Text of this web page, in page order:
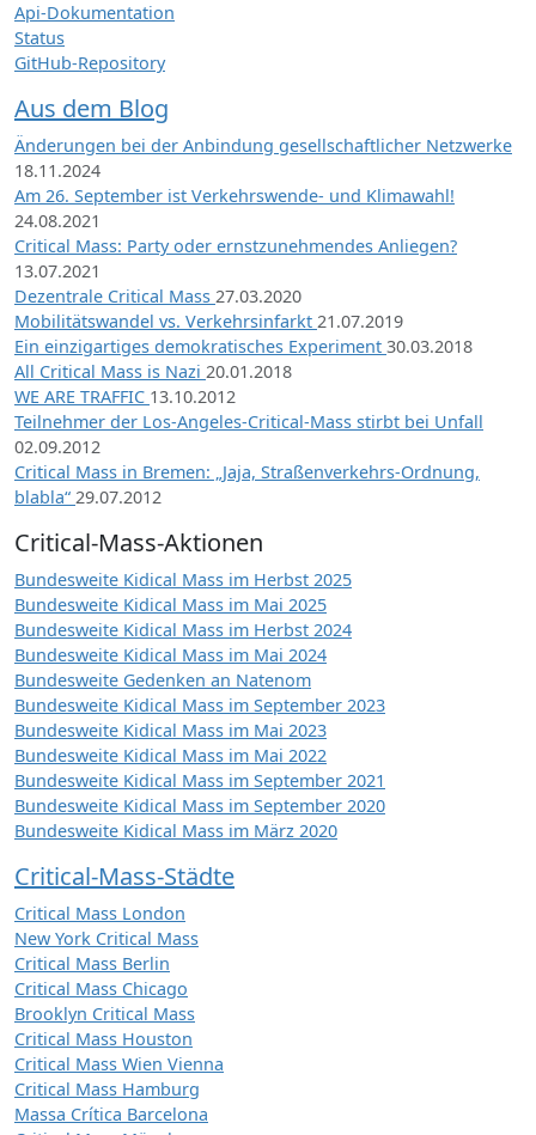
Api-Dokumentation
Status
GitHub-Repository
Aus dem Blog
Änderungen bei der Anbindung gesellschaftlicher Netzwerke
18.11.2024
Am 26. September ist Verkehrswende- und Klimawahl!
24.08.2021
Critical Mass: Party oder ernstzunehmendes Anliegen?
13.07.2021
Dezentrale Critical Mass 27.03.2020
Mobilitätswandel vs. Verkehrsinfarkt 21.07.2019
Ein einzigartiges demokratisches Experiment 30.03.2018
All Critical Mass is Nazi 20.01.2018
WE ARE TRAFFIC 13.10.2012
Teilnehmer der Los-Angeles-Critical-Mass stirbt bei Unfall
02.09.2012
Critical Mass in Bremen: „Jaja, Straßenverkehrs-Ordnung,
blabla“ 29.07.2012
Critical-Mass-Aktionen
Bundesweite Kidical Mass im Herbst 2025
Bundesweite Kidical Mass im Mai 2025
Bundesweite Kidical Mass im Herbst 2024
Bundesweite Kidical Mass im Mai 2024
Bundesweite Gedenken an Natenom
Bundesweite Kidical Mass im September 2023
Bundesweite Kidical Mass im Mai 2023
Bundesweite Kidical Mass im Mai 2022
Bundesweite Kidical Mass im September 2021
Bundesweite Kidical Mass im September 2020
Bundesweite Kidical Mass im März 2020
Critical-Mass-Städte
Critical Mass London
New York Critical Mass
Critical Mass Berlin
Critical Mass Chicago
Brooklyn Critical Mass
Critical Mass Houston
Critical Mass Wien Vienna
Critical Mass Hamburg
Massa Crítica Barcelona